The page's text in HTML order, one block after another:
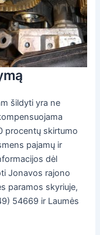
šildyti yra ne
procentų skirtumo
pajamų ir
dėl
Jonavos rajono
paramos skyriuje,
54669 ir Laumės